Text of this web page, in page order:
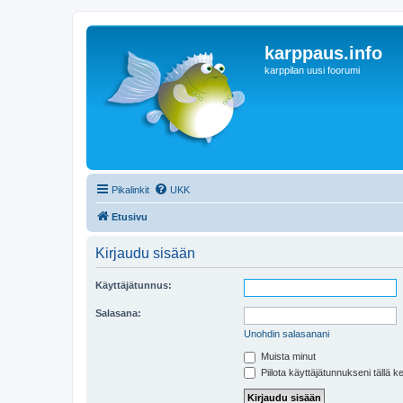
karppaus.info
karppilan uusi foorumi
Pikalinkit UKK
Etusivu
Kirjaudu sisään
Käyttäjätunnus:
Salasana:
Unohdin salasanani
Muista minut
Piilota käyttäjätunnukseni tällä